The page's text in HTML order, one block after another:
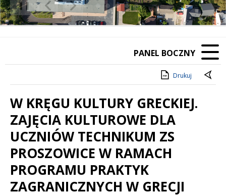
Poprzedni Element
Następny Element
❚❚
PANEL BOCZNY
Drukuj
W KRĘGU KULTURY GRECKIEJ.
ZAJĘCIA KULTUROWE DLA
UCZNIÓW TECHNIKUM ZS
PROSZOWICE W RAMACH
PROGRAMU PRAKTYK
ZAGRANICZNYCH W GRECJI